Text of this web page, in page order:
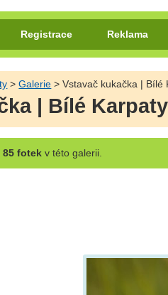
Registrace Reklama
>Galerie > Vstavač kukačka | Bílé
| Bílé Karpaty
85 fotekv této galerii.